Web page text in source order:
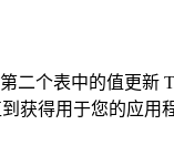
二个表中的值更新
获得用于您的应用